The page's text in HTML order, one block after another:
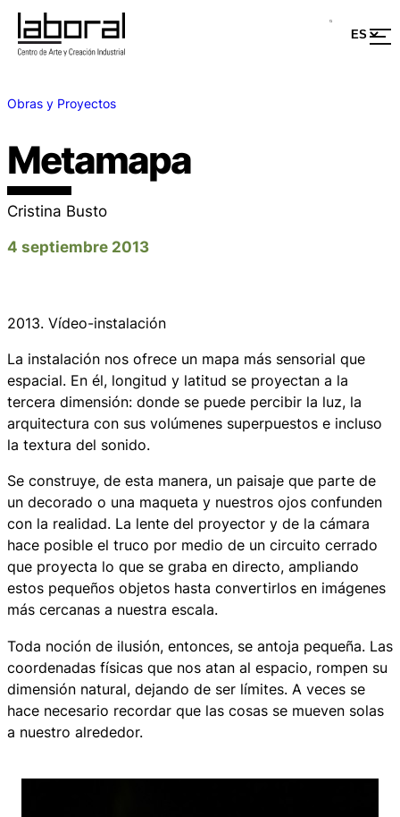
Obras y Proyectos
Metamapa
Cristina Busto
4 septiembre 2013
2013. Vídeo-instalación
La instalación nos ofrece un mapa más sensorial que
espacial. En él, longitud y latitud se proyectan a la
tercera dimensión: donde se puede percibir la luz, la
arquitectura con sus volúmenes superpuestos e incluso
la textura del sonido.
Se construye, de esta manera, un paisaje que parte de
un decorado o una maqueta y nuestros ojos confunden
con la realidad. La lente del proyector y de la cámara
hace posible el truco por medio de un circuito cerrado
que proyecta lo que se graba en directo, ampliando
estos pequeños objetos hasta convertirlos en imágenes
más cercanas a nuestra escala.
Toda noción de ilusión, entonces, se antoja pequeña. Las
coordenadas físicas que nos atan al espacio, rompen su
dimensión natural, dejando de ser límites. A veces se
hace necesario recordar que las cosas se mueven solas
a nuestro alrededor.